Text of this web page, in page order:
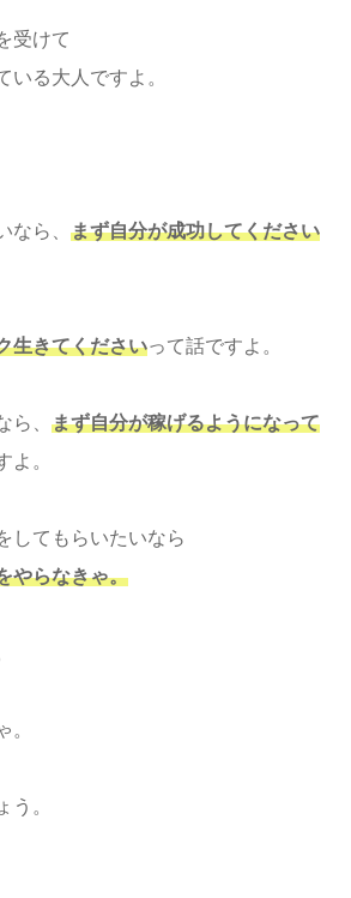
受けて
いる大人ですよ。
なら、 まず自分が成功してください
生きてくださいって話ですよ。
ら、 まず自分が稼げるようになって
よ。
してもらいたいなら
やらなきゃ。
。
う。